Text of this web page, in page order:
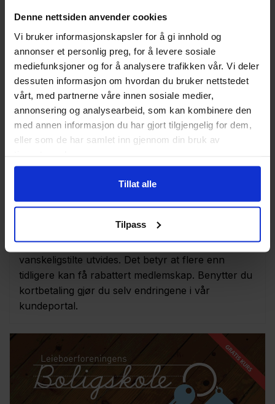
Denne nettsiden anvender cookies
Vi bruker informasjonskapsler for å gi innhold og
annonser et personlig preg, for å levere sosiale
mediefunksjoner og for å analysere trafikken vår. Vi deler
dessuten informasjon om hvordan du bruker nettstedet
vårt, med partnerne våre innen sosiale medier,
annonsering og analysearbeid, som kan kombinere den
med annen informasjon du har gjort tilgjengelig for dem,
eller som de har samlet inn gjennom din bruk av
Tillat alle
Tilpass
erfaringer.
Nå får flere rabatt på medlemsskap
Leieboerforeningens medlemskap for økonomisk
vanskeligstilte utvides. Det betyr at flere enn
tidligere kan få rabattert medlemskap. Benytter du
kortbetaling gjør du selv endringene i vår
kundeportal.